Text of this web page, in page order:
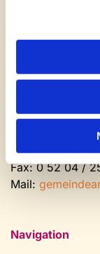
Gemeinde-
Montag:
Dienstag bis
Nachmittags
Tel:0 52 04 /
Fax: 0 52 04 /
Mail:
Navigation